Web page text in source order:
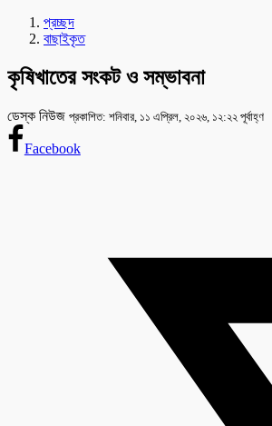
প্রচ্ছদ
বাছাইকৃত
কৃষিখাতের সংকট ও সম্ভাবনা
ডেস্ক নিউজ প্রকাশিত: শনিবার, ১১ এপ্রিল, ২০২৬, ১২:২২ পূর্বাহ্ণ
Facebook